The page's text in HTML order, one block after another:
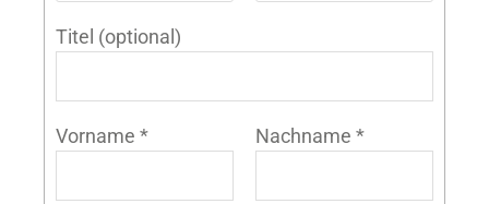
Titel (optional)
Vorname * Nachname*